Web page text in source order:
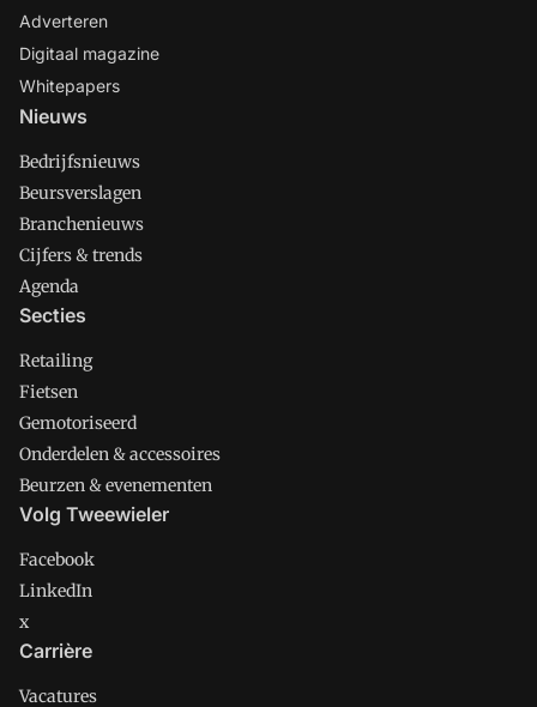
Adverteren
Digitaal magazine
Whitepapers
Nieuws
Bedrijfsnieuws
Beursverslagen
Branchenieuws
Cijfers & trends
Agenda
Secties
Retailing
Fietsen
Gemotoriseerd
Onderdelen & accessoires
Beurzen & evenementen
Volg Tweewieler
Facebook
LinkedIn
x
Carrière
Vacatures